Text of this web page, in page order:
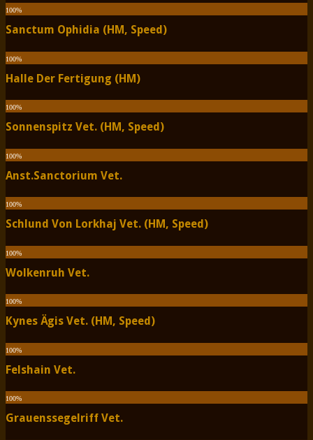
100%
Sanctum Ophidia (HM, Speed)
100%
Halle Der Fertigung (HM)
100%
Sonnenspitz Vet. (HM, Speed)
100%
Anst.Sanctorium Vet.
100%
Schlund Von Lorkhaj Vet. (HM, Speed)
100%
Wolkenruh Vet.
100%
Kynes Ägis Vet. (HM, Speed)
100%
Felshain Vet.
100%
Grauenssegelriff Vet.